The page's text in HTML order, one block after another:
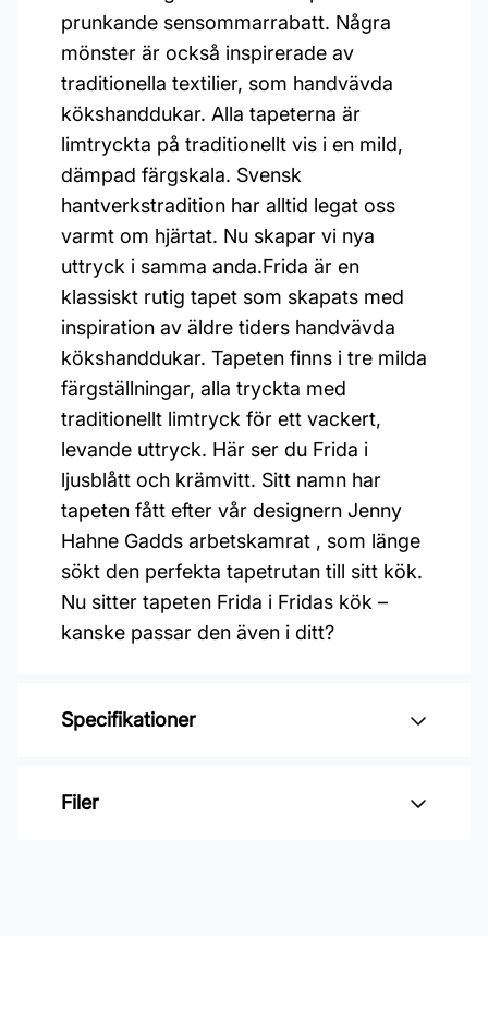
prunkande sensommarrabatt. Några
mönster är också inspirerade av
traditionella textilier, som handvävda
kökshanddukar. Alla tapeterna är
limtryckta på traditionellt vis i en mild,
dämpad färgskala. Svensk
hantverkstradition har alltid legat oss
varmt om hjärtat. Nu skapar vi nya
uttryck i samma anda.Frida är en
klassiskt rutig tapet som skapats med
inspiration av äldre tiders handvävda
kökshanddukar. Tapeten finns i tre milda
färgställningar, alla tryckta med
traditionellt limtryck för ett vackert,
levande uttryck. Här ser du Frida i
ljusblått och krämvitt. Sitt namn har
tapeten fått efter vår designern Jenny
Hahne Gadds arbetskamrat , som länge
sökt den perfekta tapetrutan till sitt kök.
Nu sitter tapeten Frida i Fridas kök –
kanske passar den även i ditt?
Specifikationer
Varumärke: Boråstapeter
Filer